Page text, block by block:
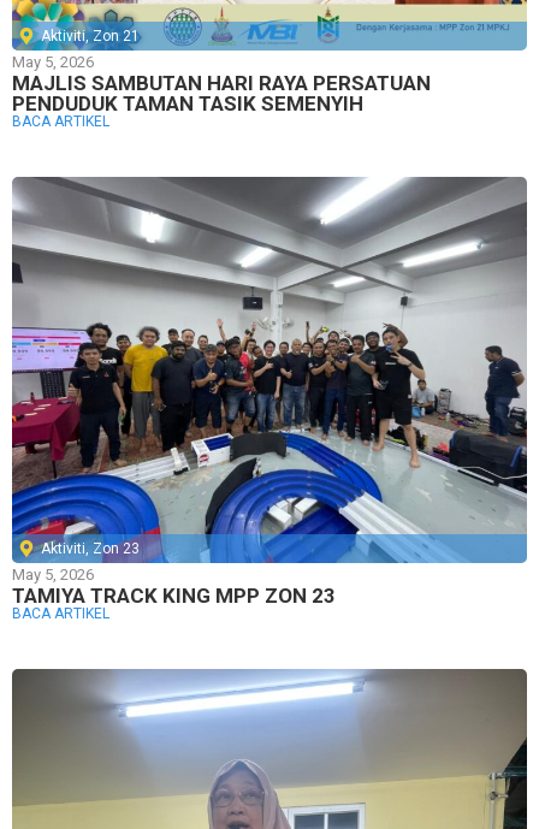
Aktiviti,Zon 21
May 5, 2026
MAJLIS SAMBUTAN HARI RAYA PERSATUAN
PENDUDUK TAMAN TASIK SEMENYIH
BACA ARTIKEL
Aktiviti, Zon 23
May 5, 2026
TAMIYA TRACK KING MPP ZON 23
BACA ARTIKEL